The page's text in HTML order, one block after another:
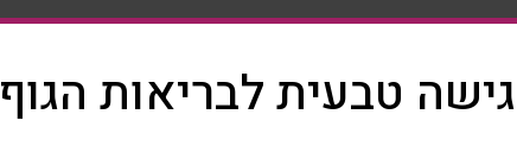
טבעית לבריאות הגוף